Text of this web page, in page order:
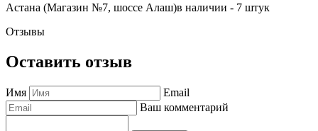
Астана (Магазин №7, шоссе Алаш)в наличии - 7 штук
Отзывы
Оставить отзыв
Имя
Email
Ваш комментарий